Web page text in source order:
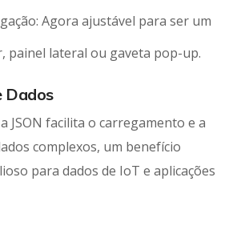
Agora ajustável para ser um
painel lateral ou gaveta pop-up.
Dados
JSON facilita o carregamento e a
complexos, um benefício
para dados de IoT e aplicações